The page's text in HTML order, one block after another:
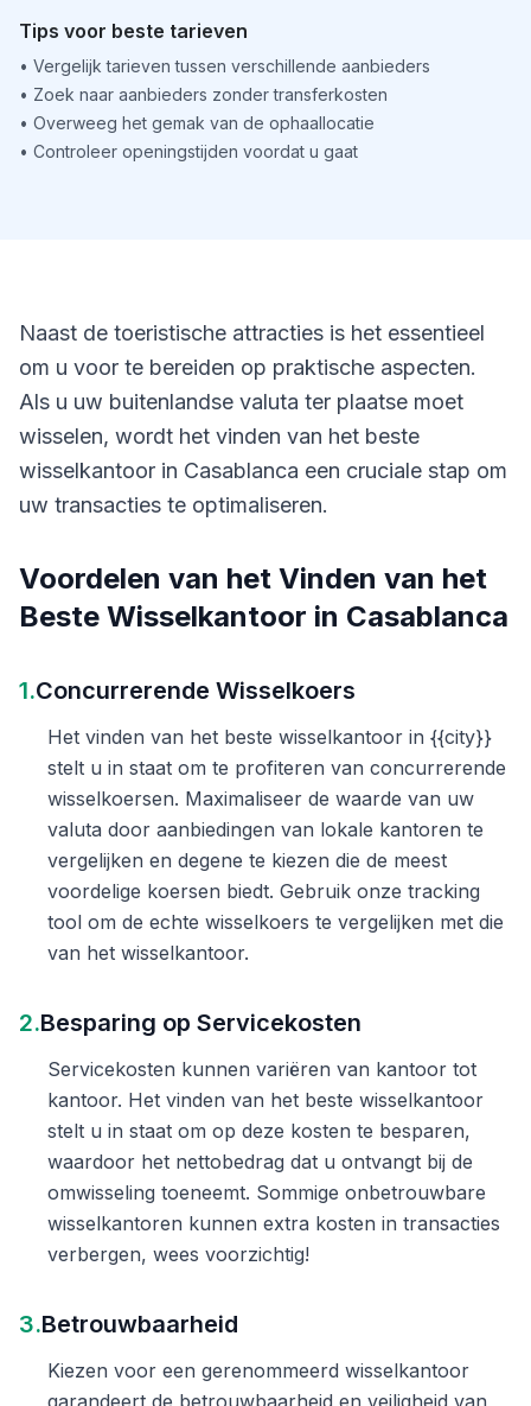
Tips voor beste tarieven
• Vergelijk tarieven tussen verschillende aanbieders
• Zoek naar aanbieders zonder transferkosten
• Overweeg het gemak van de ophaallocatie
• Controleer openingstijden voordat u gaat
Naast de toeristische attracties is het essentieel
om u voor te bereiden op praktische aspecten.
Als u uw buitenlandse valuta ter plaatse moet
wisselen, wordt het vinden van het beste
wisselkantoor in Casablanca een cruciale stap om
uw transacties te optimaliseren.
Voordelen van het Vinden van het
Beste Wisselkantoor in Casablanca
1.Concurrerende Wisselkoers
Het vinden van het beste wisselkantoor in {{city}}
stelt u in staat om te profiteren van concurrerende
wisselkoersen. Maximaliseer de waarde van uw
valuta door aanbiedingen van lokale kantoren te
vergelijken en degene te kiezen die de meest
voordelige koersen biedt. Gebruik onze tracking
tool om de echte wisselkoers te vergelijken met die
van het wisselkantoor.
2.Besparing op Servicekosten
Servicekosten kunnen variëren van kantoor tot
kantoor. Het vinden van het beste wisselkantoor
stelt u in staat om op deze kosten te besparen,
waardoor het nettobedrag dat u ontvangt bij de
omwisseling toeneemt. Sommige onbetrouwbare
wisselkantoren kunnen extra kosten in transacties
verbergen, wees voorzichtig!
3.Betrouwbaarheid
Kiezen voor een gerenommeerd wisselkantoor
garandeert de betrouwbaarheid en veiligheid van